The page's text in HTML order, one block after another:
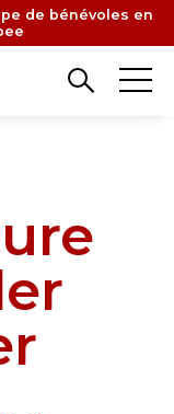
de bénévoles en